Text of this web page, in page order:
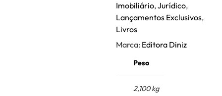
Imobiliário,Jurídico,
Lançamentos Exclusivos,
Livros
Marca: Editora Diniz
Peso
2,100 kg